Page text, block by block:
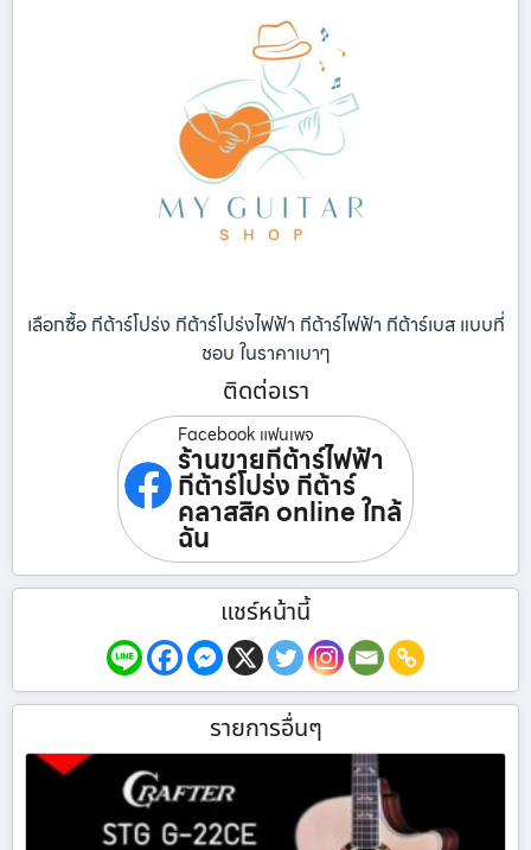
เลือกซื้อ กีต้าร์โปร่ง กีต้าร์โปร่งไฟฟ้า กีต้าร์ไฟฟ้า กีต้าร์เบส แบบที่
ชอบ ในราคาเบาๆ
ติดต่อเรา
Facebook แฟนเพจ
ร้านขายกีต้าร์ไฟฟ้า
กีต้าร์โปร่ง กีต้าร์
คลาสสิค online ใกล้
ฉัน
แชร์หน้านี้
รายการอื่นๆ